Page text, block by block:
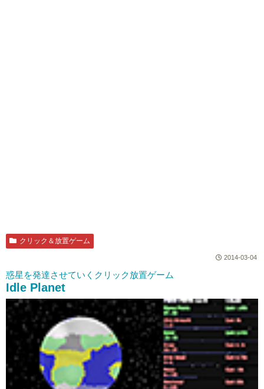
クリック＆放置ゲーム
2014-03-04
惑星を発達させていくクリック放置ゲーム
Idle Planet